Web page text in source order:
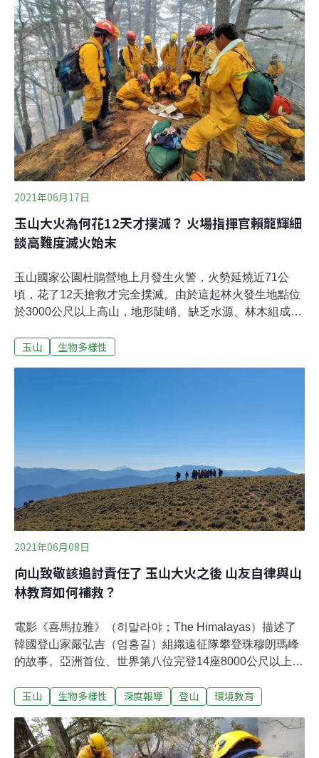
得人員救災相當困難，林務局、國軍等相關單位動員近
910人次、出動83架次直升機，花費了12天的時間，才將
大火撲滅，但火勢已在大水窟周邊山區延燒超過79公頃，
林木被害面積高達22公頃。這場位在海拔3200公尺的火災
引起社會高度關注，林務局在案發後初步調查發現，肇事
者為詹姓登山客等5人，當事人聲稱是在營地生火煮食時
「不慎踢翻爐火」所致。南投地檢署進一步調查，認定喬
姓登山客等人是盜採林木生火，
2021年06月17日
玉山大火為何花12天才撲滅？ 火場指揮官賴龍輝細
談高難度滅火始末
玉山國家公園杜鵑營地上月發生火警，火勢延燒近71公
頃，花了12天搶救才完全撲滅。由於這起林火發生地點位
於3000公尺以上高山，地形陡峭、缺乏水源、林木組成特
資訊中心》專訪在這次林火中，第一個趕到現場、並一肩
谷，火勢沿著山坡迅速蔓延，林務局、國軍等相關單位動
員近910人次、出動83架次直升機，費了12天的時間，才
成功將大火撲滅，但已燒毀了近71公頃的大片山林地，造
成難以補救的傷害。在海拔3000公尺以上的高山打火不輕
鬆，除了要克服惡劣的環境，
玉山 生物多樣性
2021年06月08日
向山致敬該追討責任了 玉山大火之後 山友自律與山
林教育如何補救？
電影《喜馬拉雅》（히말라야；The Himalayas）描述了
韓國登山家嚴弘吉（엄홍길）組織遠征隊攀登珠穆朗瑪峰
的故事。亞洲首位、世界第八位完登14座8000公尺以上山
而是有緣身在此山中的深刻感受。然而，台灣上個月的玉
象。下一場惡火如何預防？資深山友也會犯錯，山林教育
還可以怎麼做？不負責任的登山行為頻傳，向山致敬錯了
玉山 生物多樣性 深度報導 登山 環境教育